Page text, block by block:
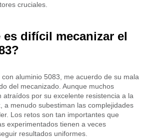
cruciales.
es difícil mecanizar el
aluminio 5083, me acuerdo de su mala
del mecanizado. Aunque muchos
atraídos por su excelente resistencia a la
a menudo subestiman las complejidades
Los retos son tan importantes que
experimentados tienen a veces
resultados uniformes.